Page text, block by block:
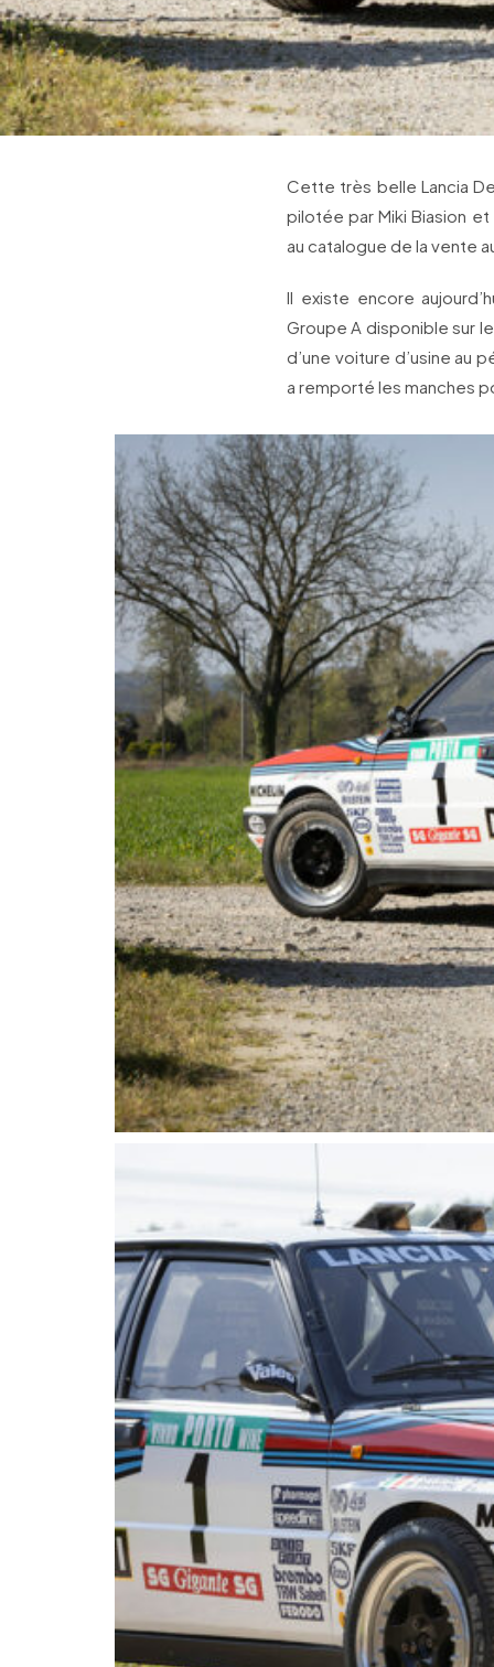
Cette très belle Lancia
pilotée par Miki Biasion
au catalogue de la vente
Il existe encore
Groupe A disponible sur
d’une voiture d’usine au
a remporté les manches